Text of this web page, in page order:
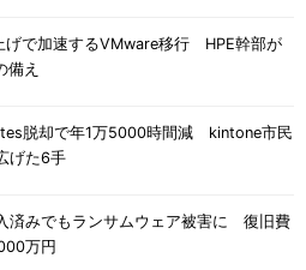
げで加速するVMware移行 HPE幹部が
備え
脱却で年1万5000時間減 kintone市民
げた6手
済みでもランサムウェア被害に 復旧費
万円